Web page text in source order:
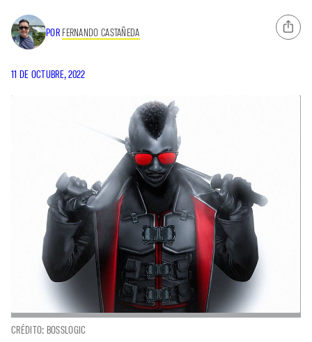
POR FERNANDO CASTAÑEDA
11 DE OCTUBRE, 2022
CRÉDITO: BOSSLOGIC